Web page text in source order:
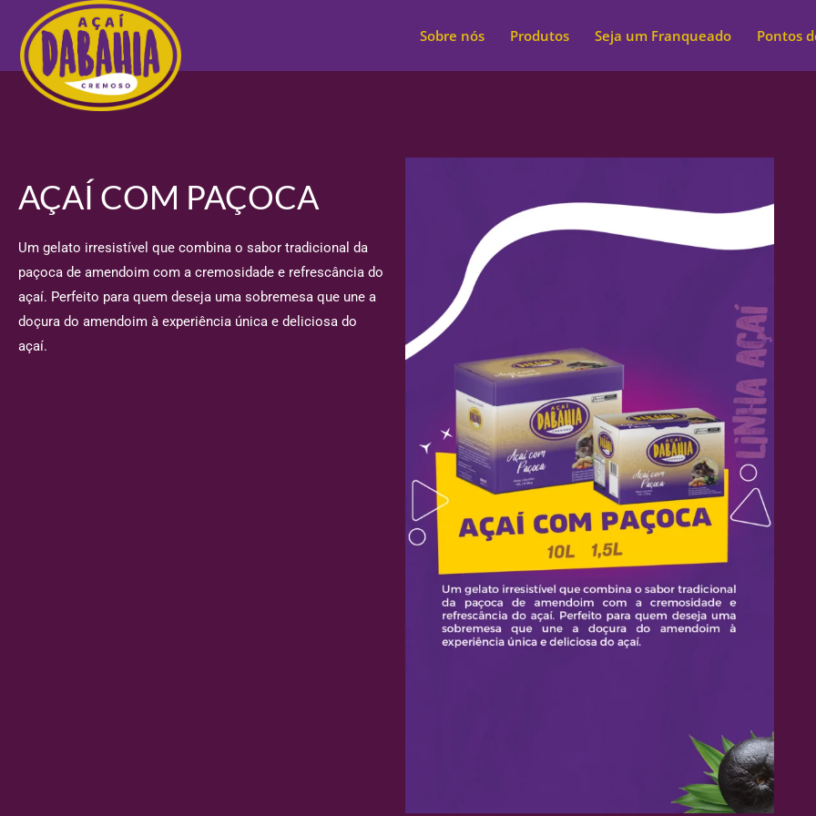
Sobre nós Produtos Seja um Franqueado Pontos
AÇAÍ COM PAÇOCA
Um gelato irresistível que combina o sabor tradicional da
paçoca de amendoim com a cremosidade e refrescância do
açaí. Perfeito para quem deseja uma sobremesa que une a
doçura do amendoim à experiência única e deliciosa do
açaí.